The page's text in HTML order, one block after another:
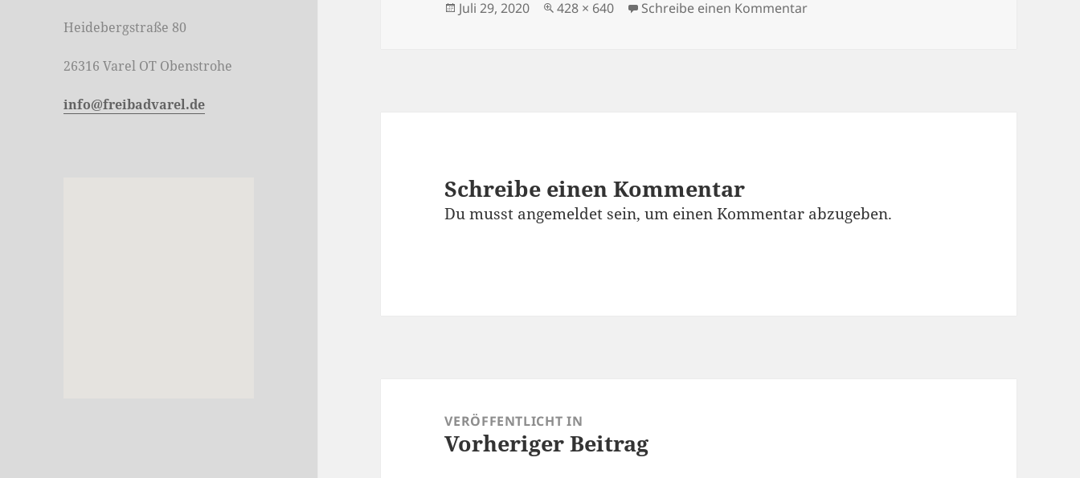
Heidebergstraße 80
26316 Varel OT Obenstrohe
info@freibadvarel.de
Veröffentlicht
Juli 29, 2020 Originalgröße
428 × 640 Schreibe einen Kommentarzu IMG_3472
Schreibe einen Kommentar
Du musst angemeldet sein, um einen Kommentar abzugeben.
VERÖFFENTLICHT IN
Vorheriger Beitrag